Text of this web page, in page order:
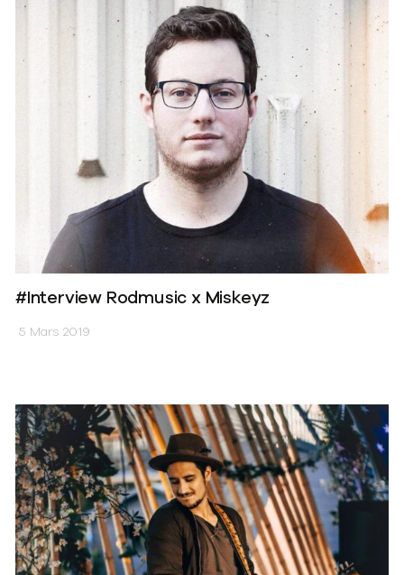
#Interview Rodmusic x Miskeyz
5 Mars 2019